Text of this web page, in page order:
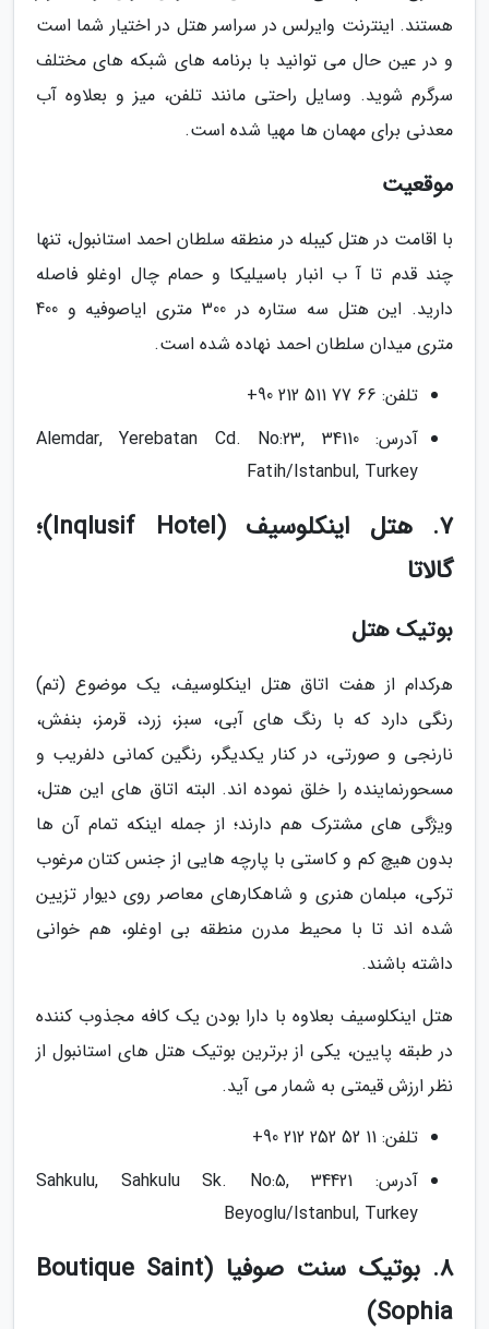
هستند. اینترنت وایرلس در سراسر هتل در اختیار شما است
و در عین حال می توانید با برنامه های شبکه های مختلف
سرگرم شوید. وسایل راحتی مانند تلفن، میز و بعلاوه آب
معدنی برای مهمان ها مهیا شده است.
موقعیت
با اقامت در هتل کیبله در منطقه سلطان احمد استانبول، تنها
چند قدم تا آ ب انبار باسیلیکا و حمام چال اوغلو فاصله
دارید. این هتل سه ستاره در 300 متری ایاصوفیه و 400
متری میدان سلطان احمد نهاده شده است.
تلفن: 66 77 511 212 90+
آدرس: Alemdar, Yerebatan Cd. No:23, 34110
Fatih/Istanbul, Turkey
7. هتل اینکلوسیف (Inqlusif Hotel)؛
گالاتا
بوتیک هتل
هرکدام از هفت اتاق هتل اینکلوسیف، یک موضوع (تم)
رنگی دارد که با رنگ های آبی، سبز، زرد، قرمز، بنفش،
نارنجی و صورتی، در کنار یکدیگر، رنگین کمانی دلفریب و
مسحورنماینده را خلق نموده اند. البته اتاق های این هتل،
ویژگی های مشترک هم دارند؛ از جمله اینکه تمام آن ها
بدون هیچ کم و کاستی با پارچه هایی از جنس کتان مرغوب
ترکی، مبلمان هنری و شاهکارهای معاصر روی دیوار تزیین
شده اند تا با محیط مدرن منطقه بی اوغلو، هم خوانی
داشته باشند.
هتل اینکلوسیف بعلاوه با دارا بودن یک کافه مجذوب کننده
در طبقه پایین، یکی از برترین بوتیک هتل های استانبول از
نظر ارزش قیمتی به شمار می آید.
تلفن: 11 52 252 212 90+
آدرس: Sahkulu, Sahkulu Sk. No:5, 34421
Beyoglu/Istanbul, Turkey
8. بوتیک سنت صوفیا (Boutique Saint
Sophia)